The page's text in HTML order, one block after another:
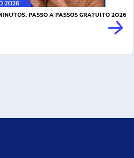
PASSO A PASSOS GRATUITO 2026